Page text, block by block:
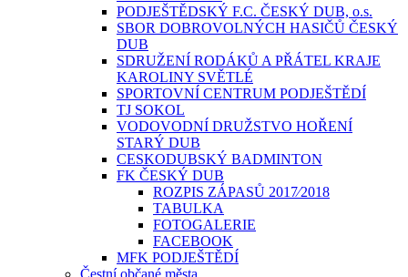
PODJEŠTĚDSKÝ F.C. ČESKÝ DUB, o.s.
SBOR DOBROVOLNÝCH HASIČŮ ČESKÝ
DUB
SDRUŽENÍ RODÁKŮ A PŘÁTEL KRAJE
KAROLINY SVĚTLÉ
SPORTOVNÍ CENTRUM PODJEŠTĚDÍ
TJ SOKOL
VODOVODNÍ DRUŽSTVO HOŘENÍ
STARÝ DUB
CESKODUBSKÝ BADMINTON
FK ČESKÝ DUB
ROZPIS ZÁPASŮ 2017⁄2018
TABULKA
FOTOGALERIE
FACEBOOK
MFK PODJEŠTĚDÍ
Čestní občané města